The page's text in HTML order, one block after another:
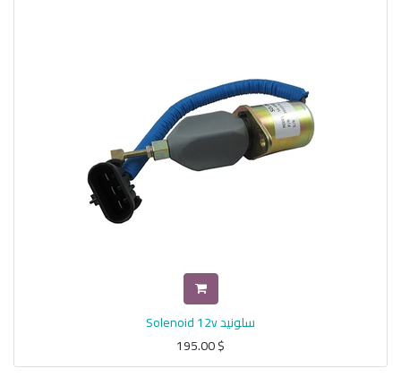
سلونيد Solenoid 12v
$
195.00